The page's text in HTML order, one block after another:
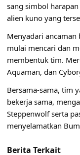
sang simbol
alien kuno yang
Menyadari ancaman
mulai mencari dan
membentuk tim.
Aquaman, dan
Bersama-sama, tim
bekerja sama,
Steppenwolf serta
menyelamatkan
Berita Terkait